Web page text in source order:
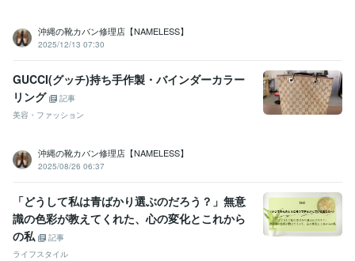
沖縄の靴カバン修理店【NAMELESS】
2025/12/13 07:30
GUCCI(グッチ)持ち手作製・バインダーカラー
リング
記事
美容・ファッション
沖縄の靴カバン修理店【NAMELESS】
2025/08/26 06:37
「どうして私は青ばかり選ぶのだろう？」無意
識の色彩が教えてくれた、心の変化とこれから
の私
記事
ライフスタイル